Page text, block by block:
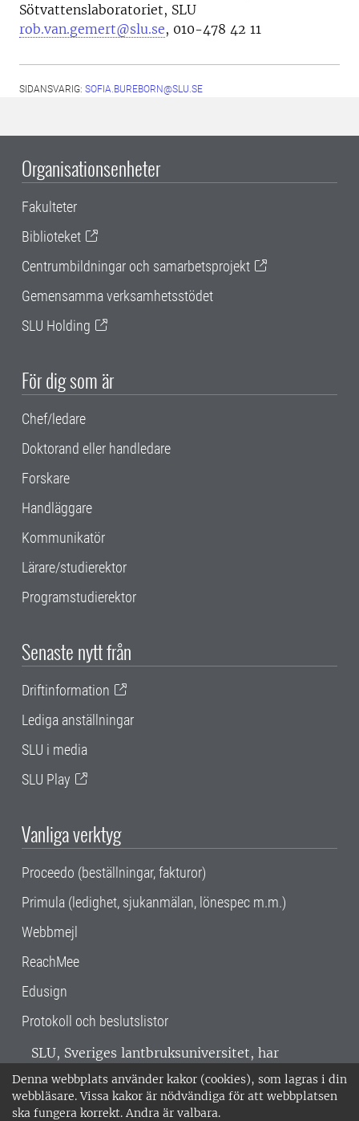
Denna webbplats använder kakor (cookies), som lagras i din
webbläsare. Vissa kakor är nödvändiga för att webbplatsen
ska fungera korrekt. Andra är valbara.
Sötvattenslaboratoriet, SLU
rob.van.gemert@slu.se, 010-478 42 11
SIDANSVARIG: SOFIA.BUREBORN@SLU.SE
Organisationsenheter
Fakulteter
Biblioteket
Centrumbildningar och samarbetsprojekt
Gemensamma verksamhetsstödet
SLU Holding
För dig som är
Chef/ledare
Doktorand eller handledare
Forskare
Handläggare
Kommunikatör
Lärare/studierektor
Programstudierektor
Senaste nytt från
Driftinformation
Lediga anställningar
SLU i media
SLU Play
Vanliga verktyg
Proceedo (beställningar, fakturor)
Primula (ledighet, sjukanmälan, lönespec m.m.)
Webbmejl
ReachMee
Edusign
Protokoll och beslutslistor
SLU, Sveriges lantbruksuniversitet, har
verksamhet över hela Sverige. Huvudorter är
Alnarp, Uppsala och Umeå.SLU är
miljöcertifierat enligt ISO 14001. •